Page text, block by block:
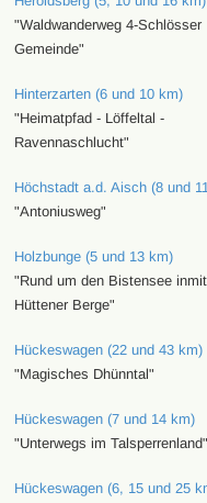
"Waldwanderweg 4-Schlösser
Gemeinde"
Hinterzarten (6 und 10 km)
"Heimatpfad - Löffeltal -
Ravennaschlucht"
Höchstadt a.d. Aisch (8 und
"Antoniusweg"
Holzbunge (5 und 13 km)
"Rund um den Bistensee
Hüttener Berge"
Hückeswagen (22 und 43 km)
"Magisches Dhünntal"
Hückeswagen (7 und 14 km)
"Unterwegs im Talsperrenland"
Hückeswagen (6, 15 und 25